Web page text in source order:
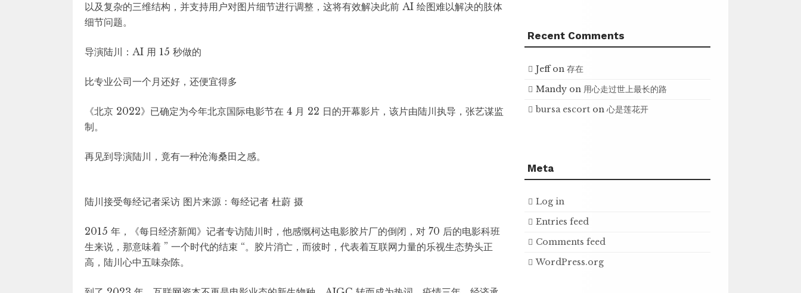
以及复杂的三维结构，并支持用户对图片细节进行调整，这将有效解决此前 AI 绘图难以解决的肢体
细节问题。
导演陆川：AI 用 15 秒做的
比专业公司一个月还好，还便宜得多
《北京 2022》已确定为今年北京国际电影节在 4 月 22 日的开幕影片，该片由陆川执导，张艺谋监
制。
再见到导演陆川，竟有一种沧海桑田之感。
陆川接受每经记者采访 图片来源：每经记者 杜蔚 摄
2015 年，《每日经济新闻》记者专访陆川时，他感慨柯达电影胶片厂的倒闭，对 70 后的电影科班
生来说，那意味着 ” 一个时代的结束 “。胶片消亡，而彼时，代表着互联网力量的乐视生态势头正
高，陆川心中五味杂陈。
Recent Comments
Jeffon存在
Mandy on 用心走过世上最长的路
bursa escort on心是莲花开
Meta
Log in
Entries feed
Comments feed
WordPress.org